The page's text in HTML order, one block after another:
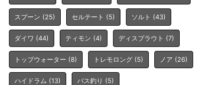
スプーン (25) セルテート (5) ソルト (43)
ダイワ (44) ティモン (4) ディスプラウト (7)
トップウォーター (8) トレモロング (5) ノア (26)
ハイドラム (13) バス釣り (5)